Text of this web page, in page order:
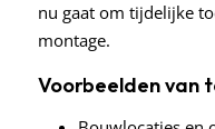
nu gaat om tijdelijke
montage.
Voorbeelden van